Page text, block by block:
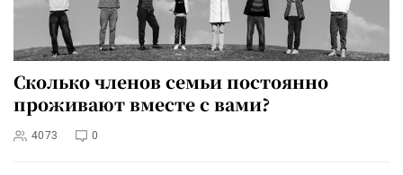
Сколько членов семьи постоянно
проживают вместе с вами?
4073 0